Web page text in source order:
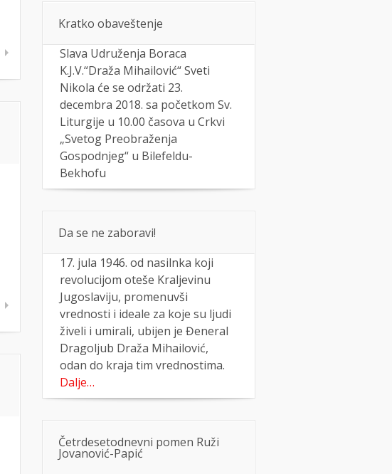
Kratko obaveštenje
Slava Udruženja Boraca
K.J.V.“Draža Mihailović“ Sveti
Nikola će se održati 23.
decembra 2018. sa početkom Sv.
Liturgije u 10.00 časova u Crkvi
„Svetog Preobraženja
Gospodnjeg“ u Bilefeldu-
Bekhofu
Da se ne zaboravi!
17. jula 1946. od nasilnka koji
revolucijom oteše Kraljevinu
Jugoslaviju, promenuvši
vrednosti i ideale za koje su ljudi
živeli i umirali, ubijen je Đeneral
Dragoljub Draža Mihailović,
odan do kraja tim vrednostima.
Dalje…
Četrdesetodnevni pomen Ruži
Jovanović-Papić